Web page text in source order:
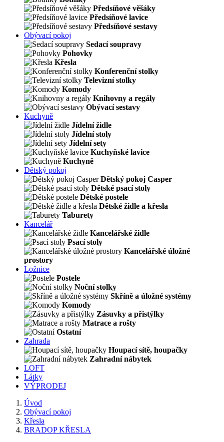
Předsíňové věšáky
Předsíňové lavice
Předsíňové sestavy
Obývací pokoj
Sedací soupravy
Pohovky
Křesla
Konferenční stolky
Televizní stolky
Komody
Knihovny a regály
Obývací sestavy
Kuchyně
Jídelní židle
Jídelní stoly
Jídelní sety
Kuchyňské lavice
Kuchyně
Dětský pokoj
Dětský pokoj Casper
Dětské psací stoly
Dětské postele
Dětské židle a křesla
Taburety
Kancelář
Kancelářské židle
Psací stoly
Kancelářské úložné
prostory
Ložnice
Postele
Noční stolky
Skříně a úložné systémy
Komody
Zásuvky a přistýlky
Matrace a rošty
Ostatní
Zahrada
Houpací sítě, houpačky
Zahradní nábytek
LOFT
Látky
VÝPRODEJ
Úvod
Obývací pokoj
Křesla
BRADOP KŘESLA